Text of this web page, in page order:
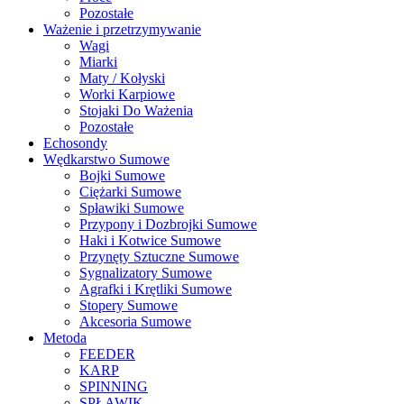
Pozostałe
Ważenie i przetrzymywanie
Wagi
Miarki
Maty / Kołyski
Worki Karpiowe
Stojaki Do Ważenia
Pozostałe
Echosondy
Wędkarstwo Sumowe
Bojki Sumowe
Ciężarki Sumowe
Spławiki Sumowe
Przypony i Dozbrojki Sumowe
Haki i Kotwice Sumowe
Przynęty Sztuczne Sumowe
Sygnalizatory Sumowe
Agrafki i Krętliki Sumowe
Stopery Sumowe
Akcesoria Sumowe
Metoda
FEEDER
KARP
SPINNING